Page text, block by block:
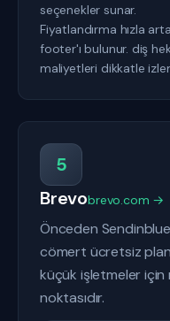
seçenekler sunar.
Fiyatlandırma hızla
footer'ı bulunur. diş
maliyetleri dikkatle
5
Brevobrevo.com →
Önceden
cömert ücretsiz
küçük işletmeler için
noktasıdır.